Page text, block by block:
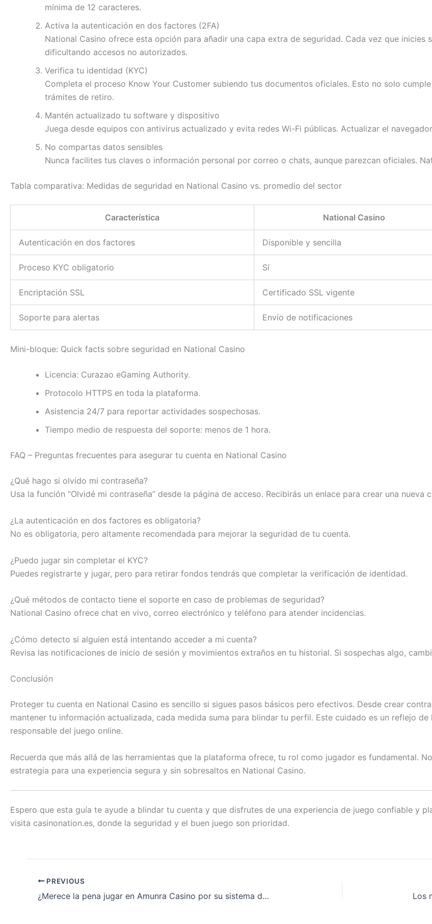
mínima de 12 caracteres.
Activa la autenticación en dos factores (2FA)
National Casino ofrece esta opción para añadir una capa extra de seguridad. Cada vez que
dificultando accesos no autorizados.
Verifica tu identidad (KYC)
Completa el proceso Know Your Customer subiendo tus documentos oficiales. Esto no solo
trámites de retiro.
Mantén actualizado tu software y dispositivo
Juega desde equipos con antivirus actualizado y evita redes Wi-Fi públicas. Actualizar el
No compartas datos sensibles
Nunca facilites tus claves o información personal por correo o chats, aunque parezcan oficiales.
Tabla comparativa: Medidas de seguridad en National Casino vs. promedio del sector
Característica National Casino
Autenticación en dos factores Disponible y sencilla
Proceso KYC obligatorio Sí
Encriptación SSL Certificado SSL vigente
Soporte para alertas Envío de notificaciones
Mini-bloque: Quick facts sobre seguridad en National Casino
Licencia: Curazao eGaming Authority.
Protocolo HTTPS en toda la plataforma.
Asistencia 24/7 para reportar actividades sospechosas.
Tiempo medio de respuesta del soporte: menos de 1 hora.
FAQ – Preguntas frecuentes para asegurar tu cuenta en National Casino
¿Qué hago si olvido mi contraseña?
Usa la función “Olvidé mi contraseña” desde la página de acceso. Recibirás un enlace para crear una
¿La autenticación en dos factores es obligatoria?
No es obligatoria, pero altamente recomendada para mejorar la seguridad de tu cuenta.
¿Puedo jugar sin completar el KYC?
Puedes registrarte y jugar, pero para retirar fondos tendrás que completar la verificación de identidad.
¿Qué métodos de contacto tiene el soporte en caso de problemas de seguridad?
National Casino ofrece chat en vivo, correo electrónico y teléfono para atender incidencias.
¿Cómo detecto si alguien está intentando acceder a mi cuenta?
Revisa las notificaciones de inicio de sesión y movimientos extraños en tu historial. Si sospechas algo,
Conclusión
Proteger tu cuenta en National Casino es sencillo si sigues pasos básicos pero efectivos. Desde crear
mantener tu información actualizada, cada medida suma para blindar tu perfil. Este cuidado es un reflejo
responsable del juego online.
Recuerda que más allá de las herramientas que la plataforma ofrece, tu rol como jugador es fundamental.
estrategia para una experiencia segura y sin sobresaltos en National Casino.
Espero que esta guía te ayude a blindar tu cuenta y que disfrutes de una experiencia de juego confiable y
visita casinonation.es, donde la seguridad y el buen juego son prioridad.
PREVIOUS
¿Merece la pena jugar en Amunra Casino por su sistema de rastreo de pagos?